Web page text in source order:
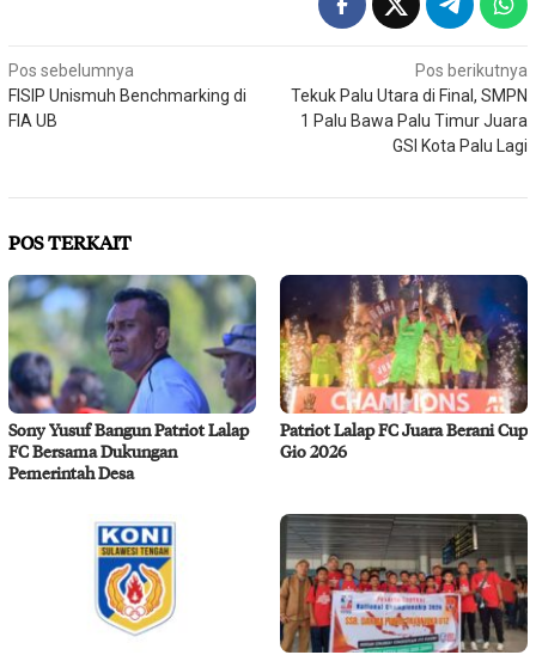
Navigasi
pos
Pos sebelumnya
FISIP Unismuh Benchmarking di
FIA UB
Pos berikutnya
Tekuk Palu Utara di Final, SMPN
1 Palu Bawa Palu Timur Juara
GSI Kota Palu Lagi
POS TERKAIT
Sony Yusuf Bangun Patriot Lalap
FC Bersama Dukungan
Pemerintah Desa
Patriot Lalap FC Juara Berani Cup
Gio 2026